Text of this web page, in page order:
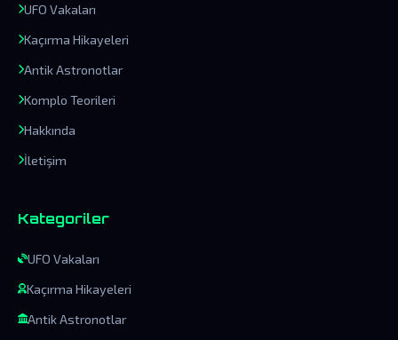
UFO Vakaları
Kaçırma Hikayeleri
Antik Astronotlar
Komplo Teorileri
Hakkında
İletişim
Kategoriler
UFO Vakaları
Kaçırma Hikayeleri
Antik Astronotlar